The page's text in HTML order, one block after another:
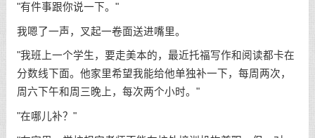
"有件事跟你说一下。"
我嗯了一声，叉起一卷面送进嘴里。
"我班上一个学生，要走美本的，最近托福写作和阅读都卡在
分数线下面。他家里希望我能给他单独补一下，每周两次，
周六下午和周三晚上，每次两个小时。"
"在哪儿补？"